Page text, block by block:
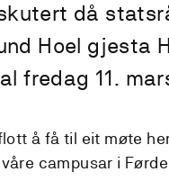
då
Hoel gjesta
fredag 11.
å få til eit møte
campusar i